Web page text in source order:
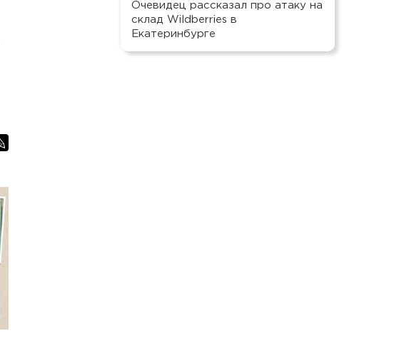
Очевидец рассказал про атаку на
склад Wildberries в
Екатеринбурге